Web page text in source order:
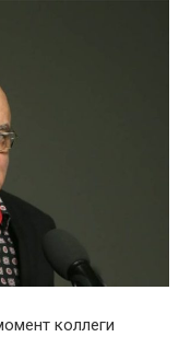
коллеги